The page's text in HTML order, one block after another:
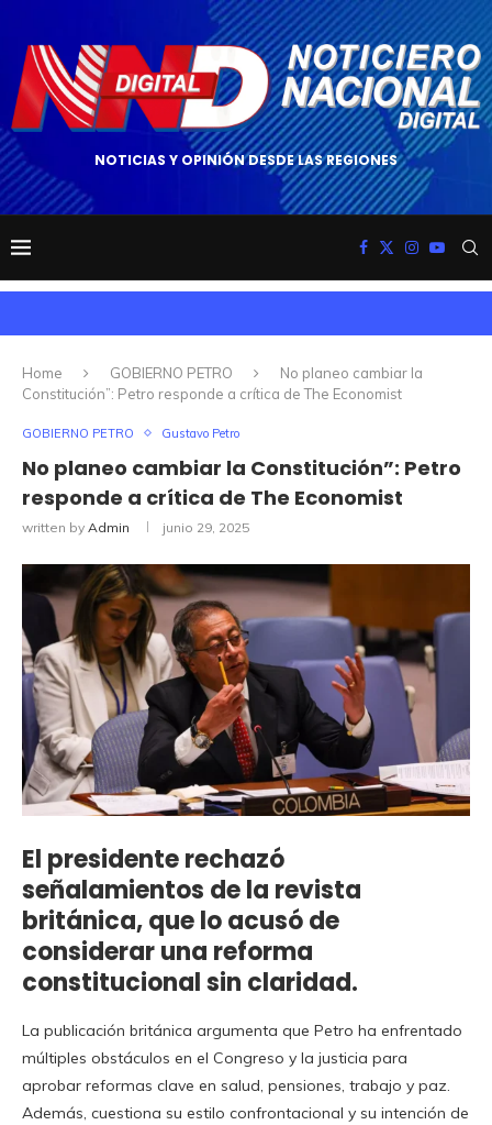
NOTICIAS Y OPINIÓN DESDE LAS REGIONES
Home GOBIERNO PETRO
No planeo cambiar la
Constitución”: Petro responde a crítica de The Economist
GOBIERNO PETRO Gustavo Petro
No planeo cambiar la Constitución”: Petro
responde a crítica de The Economist
written by Admin junio 29, 2025
El presidente rechazó
señalamientos de la revista
británica, que lo acusó de
considerar una reforma
constitucional sin claridad.
La publicación británica argumenta que Petro ha enfrentado
múltiples obstáculos en el Congreso y la justicia para
aprobar reformas clave en salud, pensiones, trabajo y paz.
Además, cuestiona su estilo confrontacional y su intención de